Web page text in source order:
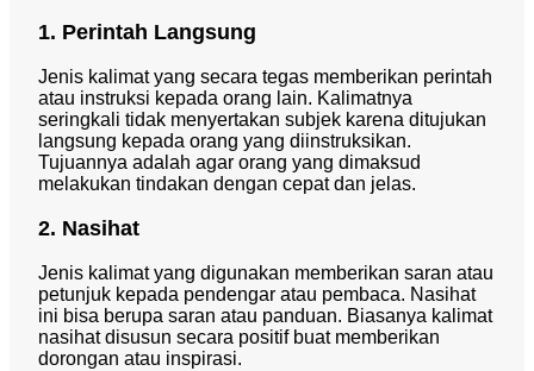
1. Perintah Langsung
Jenis kalimat yang secara tegas memberikan perintah
atau instruksi kepada orang lain. Kalimatnya
seringkali tidak menyertakan subjek karena ditujukan
langsung kepada orang yang diinstruksikan.
Tujuannya adalah agar orang yang dimaksud
melakukan tindakan dengan cepat dan jelas.
2. Nasihat
Jenis kalimat yang digunakan memberikan saran atau
petunjuk kepada pendengar atau pembaca. Nasihat
ini bisa berupa saran atau panduan. Biasanya kalimat
nasihat disusun secara positif buat memberikan
dorongan atau inspirasi.